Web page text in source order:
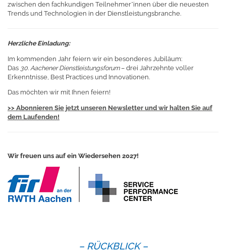
zwischen den fachkundigen Teilnehmer*innen über die neuesten
Trends und Technologien in der Dienstleistungsbranche.
Herzliche Einladung:
Im kommenden Jahr feiern wir ein besonderes Jubiläum:
Das 30. Aachener Dienstleistungsforum– drei Jahrzehnte voller
Erkenntnisse, Best Practices und Innovationen.
Das möchten wir mit Ihnen feiern!
>> Abonnieren Sie jetzt unseren Newsletter und wir halten Sie auf
dem Laufenden!
Wir freuen uns auf ein Wiedersehen 2027!
– RÜCKBLICK –